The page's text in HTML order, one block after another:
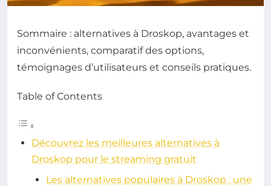
Sommaire : alternatives à Droskop, avantages et
inconvénients, comparatif des options,
témoignages d’utilisateurs et conseils pratiques.
Table of Contents
Découvrez les meilleures alternatives à
Droskop pour le streaming gratuit
Les alternatives populaires à Droskop : une